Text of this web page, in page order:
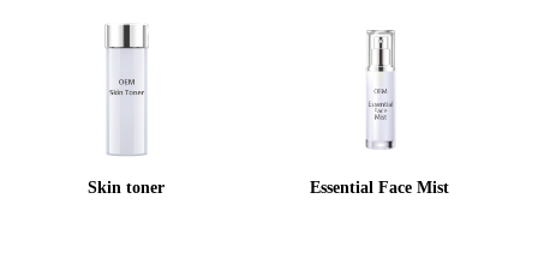
Skin toner Essential Face Mist